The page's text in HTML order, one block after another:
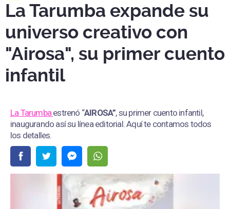
La Tarumba expande su
universo creativo con
"Airosa", su primer cuento
infantil
La Tarumbaestrenó “AIROSA”, su primer cuento infantil,
inaugurando así su línea editorial. Aquí te contamos todos
los detalles.